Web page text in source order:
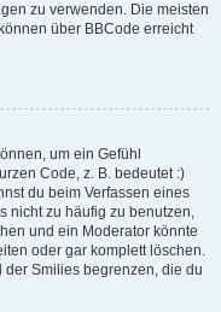
zu verwenden. Die meisten
über BBCode erreicht
um ein Gefühl
Code, z. B. bedeutet :)
du beim Verfassen eines
nicht zu häufig zu benutzen,
und ein Moderator könnte
oder gar komplett löschen.
Smilies begrenzen, die du